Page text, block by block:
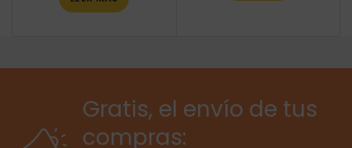
Gratis, el envío de tus
compras: